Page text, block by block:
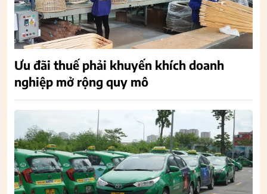
Ưu đãi thuế phải khuyến khích doanh
nghiệp mở rộng quy mô